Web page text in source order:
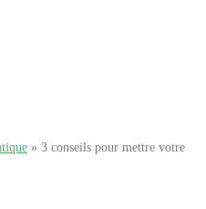
» 3 conseils pour mettre votre